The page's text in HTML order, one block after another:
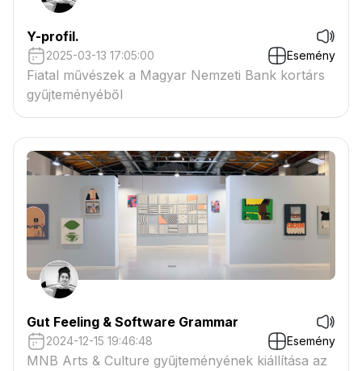
Y-profil.
2025-03-13 17:05:00 Esemény
Fiatal művészek a Magyar Nemzeti Bank kortárs
gyűjteményéből
Gut Feeling & Software Grammar
2024-12-15 19:46:48 Esemény
MNB Arts & Culture gyűjteményének kiállítása az